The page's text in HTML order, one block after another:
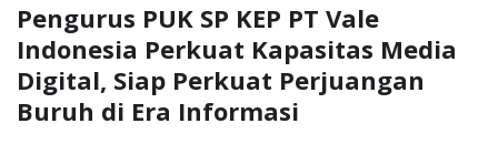
Pengurus PUK SP KEP PT Vale
Indonesia Perkuat Kapasitas Media
Digital, Siap Perkuat Perjuangan
Buruh di Era Informasi